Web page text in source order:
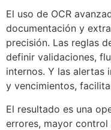
El uso de OCR
documentación y
precisión. Las reglas
definir validaciones,
internos. Y las alertas
y vencimientos,
El resultado es una
errores, mayor